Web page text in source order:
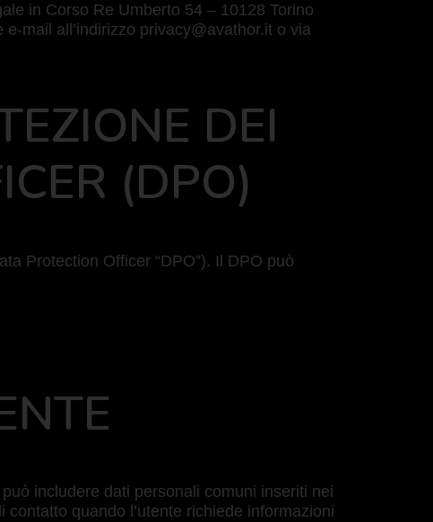
in Corso Re Umberto 54 – 10128 Torino
mail all’indirizzo privacy@avathor.it o via
DEI
(DPO)
Protection Officer “DPO”). Il DPO può
includere dati personali comuni inseriti nei
quando l’utente richiede informazioni